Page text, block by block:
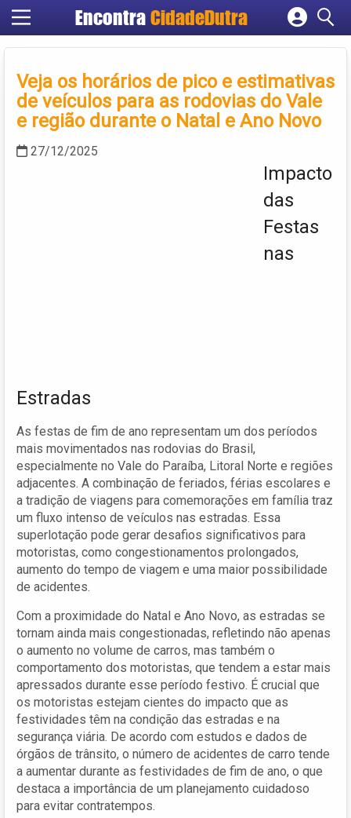
Encontra CidadeDutra
Cadastrar empresa
Criar conta
Veja os horários de pico e estimativas
de veículos para as rodovias do Vale
e região durante o Natal e Ano Novo
27/12/2025
Impacto
das
Festas
nas
Estradas
As festas de fim de ano representam um dos períodos
mais movimentados nas rodovias do Brasil,
especialmente no Vale do Paraíba, Litoral Norte e regiões
adjacentes. A combinação de feriados, férias escolares e
a tradição de viagens para comemorações em família traz
um fluxo intenso de veículos nas estradas. Essa
superlotação pode gerar desafios significativos para
motoristas, como congestionamentos prolongados,
aumento do tempo de viagem e uma maior possibilidade
de acidentes.
Com a proximidade do Natal e Ano Novo, as estradas se
tornam ainda mais congestionadas, refletindo não apenas
o aumento no volume de carros, mas também o
comportamento dos motoristas, que tendem a estar mais
apressados durante esse período festivo. É crucial que
os motoristas estejam cientes do impacto que as
festividades têm na condição das estradas e na
segurança viária. De acordo com estudos e dados de
órgãos de trânsito, o número de acidentes de carro tende
a aumentar durante as festividades de fim de ano, o que
destaca a importância de um planejamento cuidadoso
para evitar contratempos.